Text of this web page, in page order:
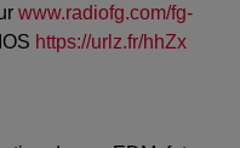
www.radiofg.com/fg-
https://urlz.fr/hhZx